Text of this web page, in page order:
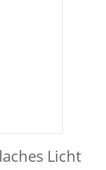
Licht